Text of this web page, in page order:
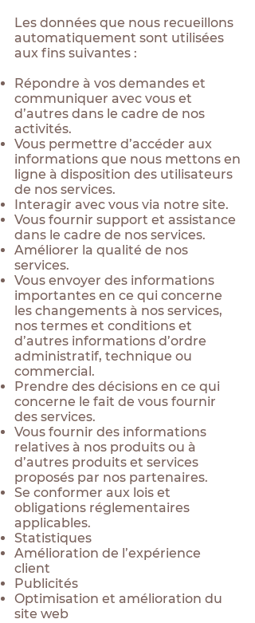
Les données que nous recueillons
automatiquement sont utilisées
aux fins suivantes :
Répondre à vos demandes et
communiquer avec vous et
d’autres dans le cadre de nos
activités.
Vous permettre d’accéder aux
informations que nous mettons en
ligne à disposition des utilisateurs
de nos services.
Interagir avec vous via notre site.
Vous fournir support et assistance
dans le cadre de nos services.
Améliorer la qualité de nos
services.
Vous envoyer des informations
importantes en ce qui concerne
les changements à nos services,
nos termes et conditions et
d’autres informations d’ordre
administratif, technique ou
commercial.
Prendre des décisions en ce qui
concerne le fait de vous fournir
des services.
Vous fournir des informations
relatives à nos produits ou à
d’autres produits et services
proposés par nos partenaires.
Se conformer aux lois et
obligations réglementaires
applicables.
Statistiques
Amélioration de l’expérience
client
Publicités
Optimisation et amélioration du
site web